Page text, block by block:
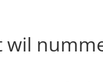
wil